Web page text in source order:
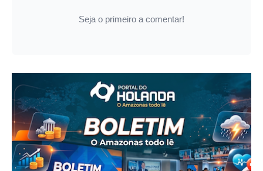
Seja o primeiro a comentar!